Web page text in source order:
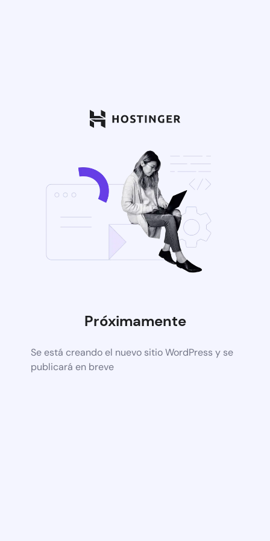
Próximamente
Se está creando el nuevo sitio WordPress y se
publicará en breve